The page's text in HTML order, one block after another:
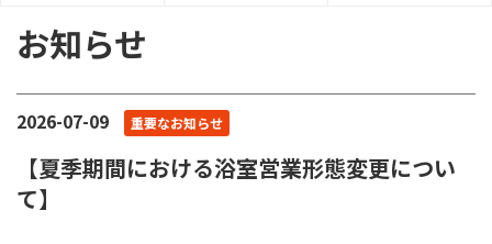
お知らせ
2026-07-09 重要なお知らせ
【夏季期間における浴室営業形態変更につい
て】